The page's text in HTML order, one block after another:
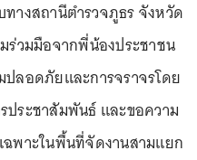
างสถานีตำรวจภูธร จังหวัด
ร่วมมือจากพี่น้องประชาชน
ปลอดภัยและการจราจรโดย
ระชาสัมพันธ์ และขอความ
พาะในพื้นที่จัดงานสามแยก